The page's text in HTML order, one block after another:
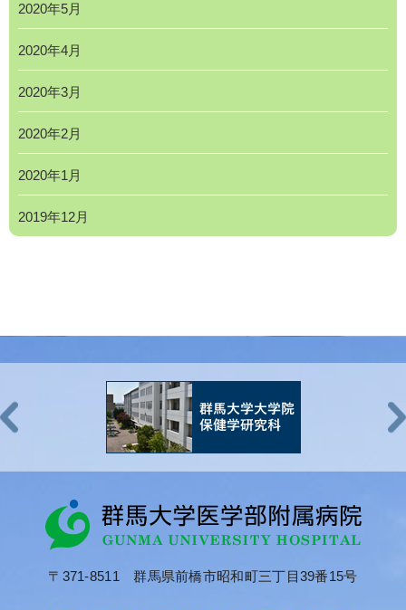
2020年5月
2020年4月
2020年3月
2020年2月
2020年1月
2019年12月
〒371-8511 群馬県前橋市昭和町三丁目39番15号